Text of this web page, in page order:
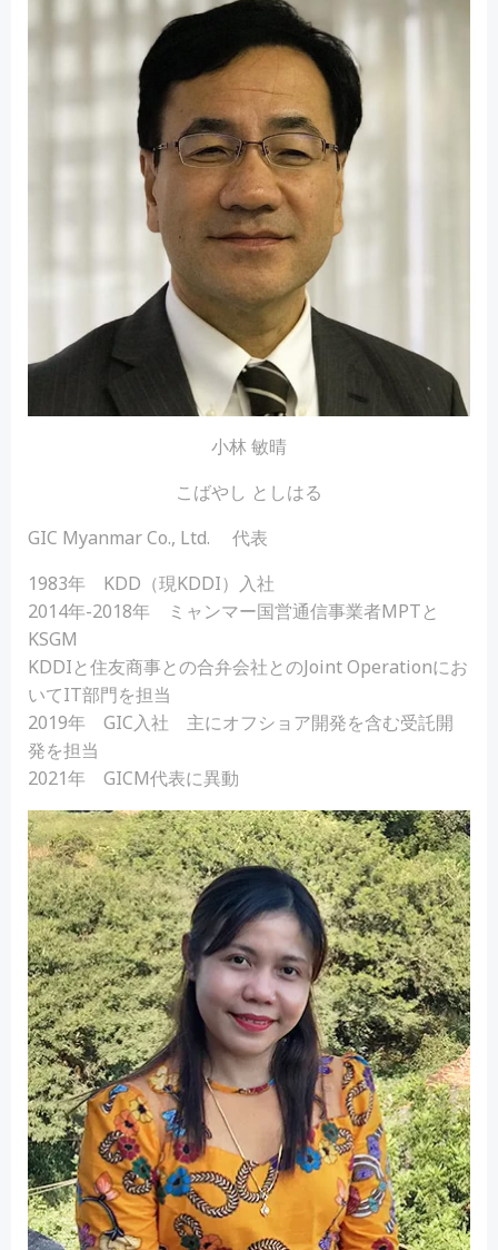
小林 敏晴
こばやし としはる
GIC Myanmar Co., Ltd. 代表
1983年 KDD（現KDDI）入社
2014年-2018年 ミャンマー国営通信事業者MPTと
KSGM
KDDIと住友商事との合弁会社とのJoint Operationにお
いてIT部門を担当
2019年 GIC入社 主にオフショア開発を含む受託開
発を担当
2021年 GICM代表に異動